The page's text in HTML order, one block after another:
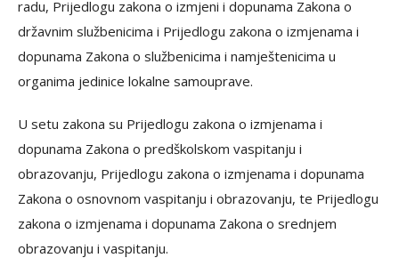
radu, Prijedlogu zakona o izmjeni i dopunama Zakona o
državnim službenicima i Prijedlogu zakona o izmjenama i
dopunama Zakona o službenicima i namještenicima u
organima jedinice lokalne samouprave.
U setu zakona su Prijedlogu zakona o izmjenama i
dopunama Zakona o predškolskom vaspitanju i
obrazovanju, Prijedlogu zakona o izmjenama i dopunama
Zakona o osnovnom vaspitanju i obrazovanju, te Prijedlogu
zakona o izmjenama i dopunama Zakona o srednjem
obrazovanju i vaspitanju.